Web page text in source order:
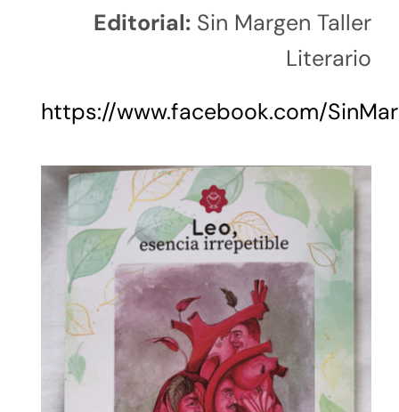
Editorial:Sin Margen Taller
Literario
https://www.facebook.com/